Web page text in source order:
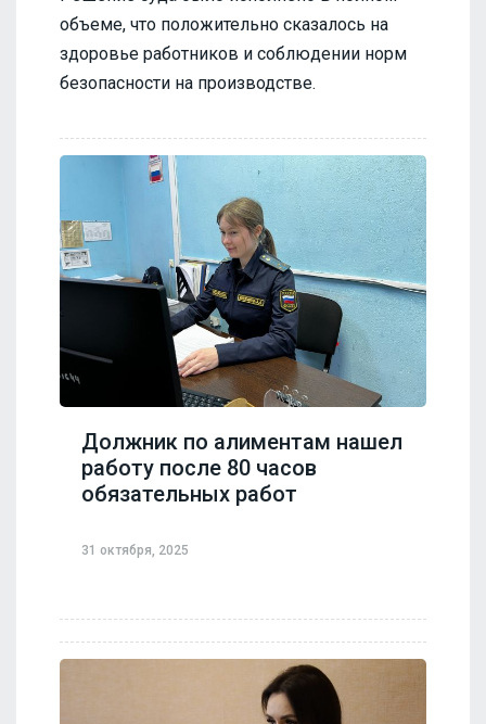
объеме, что положительно сказалось на
здоровье работников и соблюдении норм
безопасности на производстве.
Должник по алиментам нашел
работу после 80 часов
обязательных работ
31 октября, 2025